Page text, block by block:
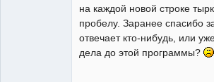
на каждой новой строке
пробелу. Заранее спасибо
отвечает кто-нибудь, или
дела до этой программы?